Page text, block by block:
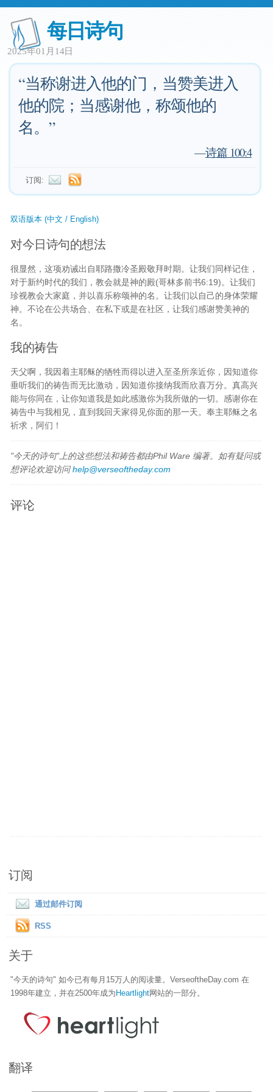
每日诗句
2025年01月14日
“当称谢进入他的门，当赞美进入
他的院；当感谢他，称颂他的
名。”
—诗篇 100:4
订阅:
双语版本 (中文 / English)
对今日诗句的想法
很显然，这项劝诫出自耶路撒冷圣殿敬拜时期。让我们同样记住，
对于新约时代的我们，教会就是神的殿(哥林多前书6:19)。让我们
珍视教会大家庭，并以喜乐称颂神的名。让我们以自己的身体荣耀
神。不论在公共场合、在私下或是在社区，让我们感谢赞美神的
名。
我的祷告
天父啊，我因着主耶稣的牺牲而得以进入至圣所亲近你，因知道你
垂听我们的祷告而无比激动，因知道你接纳我而欣喜万分。真高兴
能与你同在，让你知道我是如此感激你为我所做的一切。感谢你在
祷告中与我相见，直到我回天家得见你面的那一天。奉主耶稣之名
祈求，阿们！
"今天的诗句"上的这些想法和祷告都由Phil Ware 编著。如有疑问或
想评论欢迎访问help@verseoftheday.com
评论
订阅
通过邮件订阅
RSS
关于
"今天的诗句" 如今已有每月15万人的阅读量。VerseoftheDay.com 在
1998年建立，并在2500年成为 Heartlight网站的一部分。
翻译